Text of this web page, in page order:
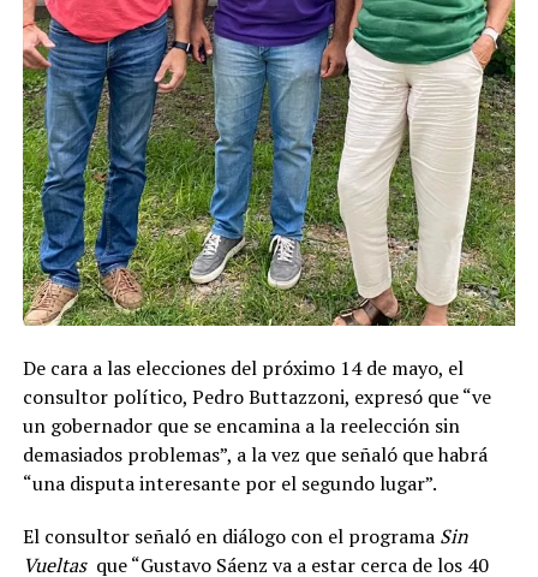
De cara a las elecciones del próximo 14 de mayo, el
consultor político, Pedro Buttazzoni, expresó que “ve
un gobernador que se encamina a la reelección sin
demasiados problemas”, a la vez que señaló que habrá
“una disputa interesante por el segundo lugar”.
El consultor señaló en diálogo con el programa Sin
Vueltas que “Gustavo Sáenz va a estar cerca de los 40